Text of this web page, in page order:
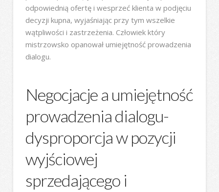
odpowiednią ofertę i wesprzeć klienta w podjęciu
decyzji kupna, wyjaśniając przy tym wszelkie
wątpliwości i zastrzeżenia. Człowiek który
mistrzowsko opanował umiejętność prowadzenia
dialogu.
Negocjacje a umiejętność
prowadzenia dialogu-
dysproporcja w pozycji
wyjściowej
sprzedającego i